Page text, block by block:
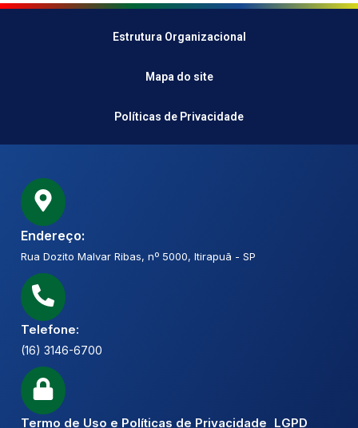
Estrutura Organizacional
Mapa do site
Políticas de Privacidade
Endereço:
Rua Dozito Malvar Ribas, nº 5000, Itirapuã - SP
Telefone:
(16) 3146-6700
Termo de Uso e Políticas de Privacidade LGPD